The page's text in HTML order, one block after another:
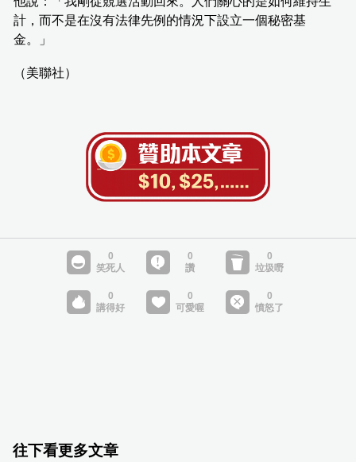
計，而不是在沒有法律先例的情況下設立一個秘密基
金。」
（美聯社）
往下看更多文章